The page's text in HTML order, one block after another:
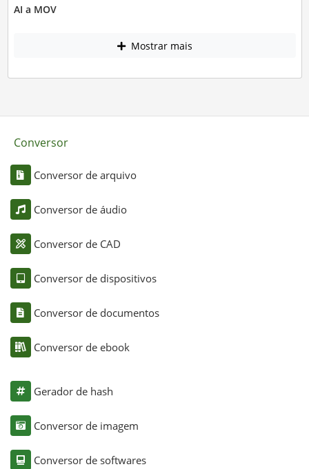
AI a MOV
Mostrar mais
Conversor
Conversor de arquivo
Conversor de áudio
Conversor de CAD
Conversor de dispositivos
Conversor de documentos
Conversor de ebook
Gerador de hash
Conversor de imagem
Conversor de softwares